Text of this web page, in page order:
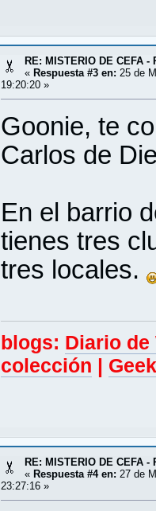
RE: MISTERIO DE CEFA -
« Respuesta #3 en: 25 de
19:20:20 »
Goonie, te
Carlos de
En el barrio
tienes tres
tres locales.
blogs: Diario
colección
RE: MISTERIO DE CEFA -
« Respuesta #4 en: 27 de
23:27:16 »